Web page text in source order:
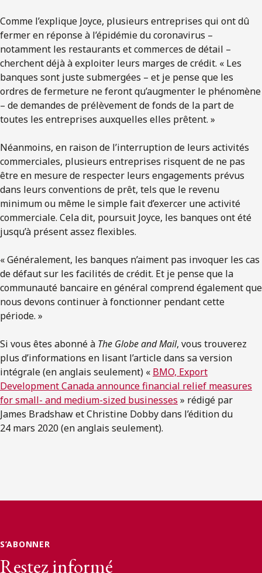
Comme l’explique Joyce, plusieurs entreprises qui ont dû
fermer en réponse à l’épidémie du coronavirus –
notamment les restaurants et commerces de détail –
cherchent déjà à exploiter leurs marges de crédit. « Les
banques sont juste submergées – et je pense que les
ordres de fermeture ne feront qu’augmenter le phénomène
– de demandes de prélèvement de fonds de la part de
toutes les entreprises auxquelles elles prêtent. »
Néanmoins, en raison de l’interruption de leurs activités
commerciales, plusieurs entreprises risquent de ne pas
être en mesure de respecter leurs engagements prévus
dans leurs conventions de prêt, tels que le revenu
minimum ou même le simple fait d’exercer une activité
commerciale. Cela dit, poursuit Joyce, les banques ont été
jusqu’à présent assez flexibles.
« Généralement, les banques n’aiment pas invoquer les cas
de défaut sur les facilités de crédit. Et je pense que la
communauté bancaire en général comprend également que
nous devons continuer à fonctionner pendant cette
période. »
Si vous êtes abonné à The Globe and Mail, vous trouverez
plus d’informations en lisant l’article dans sa version
intégrale (en anglais seulement) « BMO, Export
Development Canada announce financial relief measures
for small- and medium-sized businesses » rédigé par
James Bradshaw et Christine Dobby dans l’édition du
24 mars 2020 (en anglais seulement).
S’ABONNER
Restez informé